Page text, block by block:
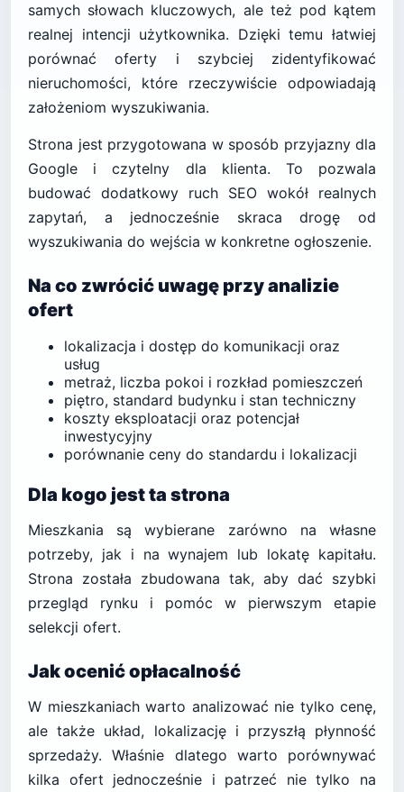
samych słowach kluczowych, ale też pod kątem
realnej intencji użytkownika. Dzięki temu łatwiej
porównać oferty i szybciej zidentyfikować
nieruchomości, które rzeczywiście odpowiadają
założeniom wyszukiwania.
Strona jest przygotowana w sposób przyjazny dla
Google i czytelny dla klienta. To pozwala
budować dodatkowy ruch SEO wokół realnych
zapytań, a jednocześnie skraca drogę od
wyszukiwania do wejścia w konkretne ogłoszenie.
Na co zwrócić uwagę przy analizie
ofert
lokalizacja i dostęp do komunikacji oraz
usług
metraż, liczba pokoi i rozkład pomieszczeń
piętro, standard budynku i stan techniczny
koszty eksploatacji oraz potencjał
inwestycyjny
porównanie ceny do standardu i lokalizacji
Dla kogo jest ta strona
Mieszkania są wybierane zarówno na własne
potrzeby, jak i na wynajem lub lokatę kapitału.
Strona została zbudowana tak, aby dać szybki
przegląd rynku i pomóc w pierwszym etapie
selekcji ofert.
Jak ocenić opłacalność
W mieszkaniach warto analizować nie tylko cenę,
ale także układ, lokalizację i przyszłą płynność
sprzedaży. Właśnie dlatego warto porównywać
kilka ofert jednocześnie i patrzeć nie tylko na